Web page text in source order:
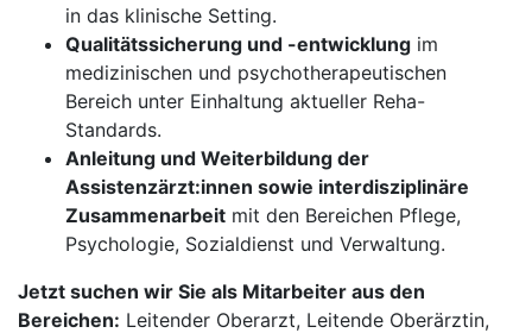
in das klinische Setting.
Qualitätssicherung und -entwicklung im
medizinischen und psychotherapeutischen
Bereich unter Einhaltung aktueller Reha-
Standards.
Anleitung und Weiterbildung der
Assistenzärzt:innen sowie interdisziplinäre
Zusammenarbeit mit den Bereichen Pflege,
Psychologie, Sozialdienst und Verwaltung.
Jetzt suchen wir Sie als Mitarbeiter aus den
Bereichen: Leitender Oberarzt, Leitende Oberärztin,